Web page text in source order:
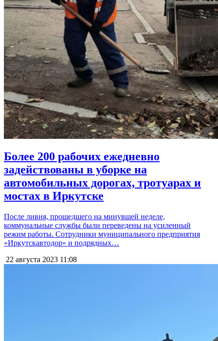
Более 200 рабочих ежедневно
задействованы в уборке на
автомобильных дорогах, тротуарах и
мостах в Иркутске
После ливня, прошедшего на минувшей неделе,
коммунальные службы были переведены на усиленный
режим работы. Сотрудники муниципального предприятия
«Иркутскавтодор» и подрядных…
22 августа 2023 11:08